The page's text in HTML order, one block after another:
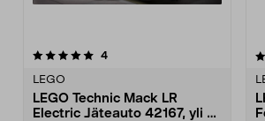
4arvostelut
LEGO
LEGO Technic Mack LR
Electric Jäteauto 42167, yli 8-
4.0 viidestä